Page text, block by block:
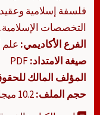
فلسفة إسلامية
التخصصات
الفرع الأكاديمي: علم
صيغة الامتداد:
المؤلف المالك
حجم الملف: